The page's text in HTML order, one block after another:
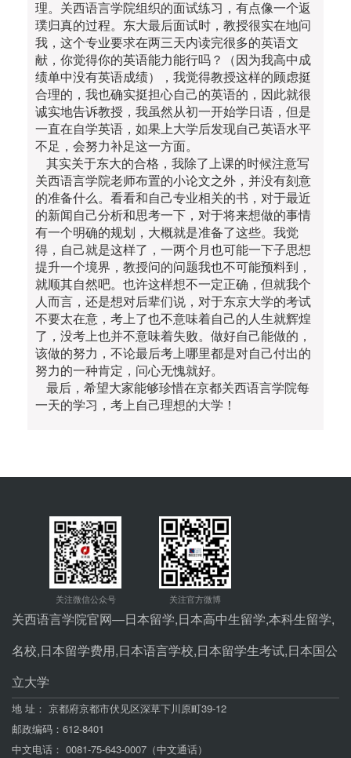
理。关西语言学院组织的面试练习，有点像一个返
璞归真的过程。东大最后面试时，教授很实在地问
我，这个专业要求在两三天内读完很多的英语文
献，你觉得你的英语能力能行吗？（因为我高中成
绩单中没有英语成绩），我觉得教授这样的顾虑挺
合理的，我也确实挺担心自己的英语的，因此就很
诚实地告诉教授，我虽然从初一开始学日语，但是
一直在自学英语，如果上大学后发现自己英语水平
不足，会努力补足这一方面。
其实关于东大的合格，我除了上课的时候注意写
关西语言学院老师布置的小论文之外，并没有刻意
的准备什么。看看和自己专业相关的书，对于最近
的新闻自己分析和思考一下，对于将来想做的事情
有一个明确的规划，大概就是准备了这些。我觉
得，自己就是这样了，一两个月也可能一下子思想
提升一个境界，教授问的问题我也不可能预料到，
就顺其自然吧。也许这样想不一定正确，但就我个
人而言，还是想对后辈们说，对于东京大学的考试
不要太在意，考上了也不意味着自己的人生就辉煌
了，没考上也并不意味着失败。做好自己能做的，
该做的努力，不论最后考上哪里都是对自己付出的
努力的一种肯定，问心无愧就好。
最后，希望大家能够珍惜在京都关西语言学院每
一天的学习，考上自己理想的大学！
关西语言学院官网—日本留学,日本高中生留学,本科生留学,
名校,日本留学费用,日本语言学校,日本留学生考试,日本国公
立大学
地 址： 京都府京都市伏见区深草下川原町39-12
邮政编码：612-8401
中文电话： 0081-75-643-0007（中文通话）